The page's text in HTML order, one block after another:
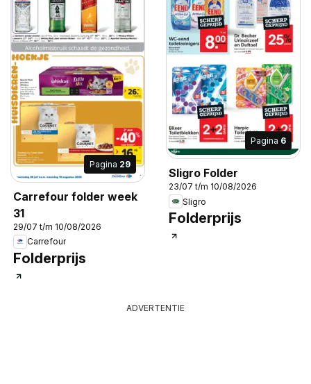
Pagina 29
Carrefour folder week
31
29/07 t/m 10/08/2026
Carrefour
Folderprijs
Pagina 6
Sligro Folder
23/07 t/m 10/08/2026
Sligro
Folderprijs
ADVERTENTIE